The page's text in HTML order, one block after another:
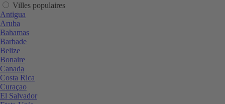
Villes populaires
Antigua
Aruba
Bahamas
Barbade
Belize
Bonaire
Canada
Costa Rica
Curaçao
El Salvador